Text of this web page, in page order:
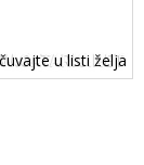
u listi želja